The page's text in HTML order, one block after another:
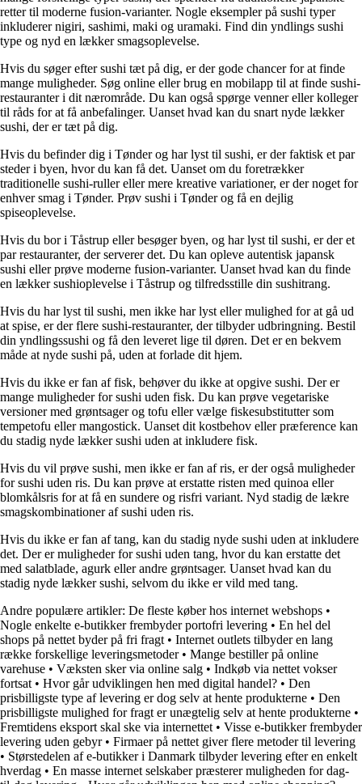
retter til moderne fusion-varianter. Nogle eksempler på sushi typer
inkluderer nigiri, sashimi, maki og uramaki. Find din yndlings sushi
type og nyd en lækker smagsoplevelse.
Hvis du søger efter sushi tæt på dig, er der gode chancer for at finde
mange muligheder. Søg online eller brug en mobilapp til at finde sushi-
restauranter i dit nærområde. Du kan også spørge venner eller kolleger
til råds for at få anbefalinger. Uanset hvad kan du snart nyde lækker
sushi, der er tæt på dig.
Hvis du befinder dig i Tønder og har lyst til sushi, er der faktisk et par
steder i byen, hvor du kan få det. Uanset om du foretrækker
traditionelle sushi-ruller eller mere kreative variationer, er der noget for
enhver smag i Tønder. Prøv sushi i Tønder og få en dejlig
spiseoplevelse.
Hvis du bor i Tåstrup eller besøger byen, og har lyst til sushi, er der et
par restauranter, der serverer det. Du kan opleve autentisk japansk
sushi eller prøve moderne fusion-varianter. Uanset hvad kan du finde
en lækker sushioplevelse i Tåstrup og tilfredsstille din sushitrang.
Hvis du har lyst til sushi, men ikke har lyst eller mulighed for at gå ud
at spise, er der flere sushi-restauranter, der tilbyder udbringning. Bestil
din yndlingssushi og få den leveret lige til døren. Det er en bekvem
måde at nyde sushi på, uden at forlade dit hjem.
Hvis du ikke er fan af fisk, behøver du ikke at opgive sushi. Der er
mange muligheder for sushi uden fisk. Du kan prøve vegetariske
versioner med grøntsager og tofu eller vælge fiskesubstitutter som
tempetofu eller mangostick. Uanset dit kostbehov eller præference kan
du stadig nyde lækker sushi uden at inkludere fisk.
Hvis du vil prøve sushi, men ikke er fan af ris, er der også muligheder
for sushi uden ris. Du kan prøve at erstatte risten med quinoa eller
blomkålsris for at få en sundere og risfri variant. Nyd stadig de lækre
smagskombinationer af sushi uden ris.
Hvis du ikke er fan af tang, kan du stadig nyde sushi uden at inkludere
det. Der er muligheder for sushi uden tang, hvor du kan erstatte det
med salatblade, agurk eller andre grøntsager. Uanset hvad kan du
stadig nyde lækker sushi, selvom du ikke er vild med tang.
Andre populære artikler: De fleste køber hos internet webshops •
Nogle enkelte e-butikker frembyder portofri levering • En hel del
shops på nettet byder på fri fragt • Internet outlets tilbyder en lang
række forskellige leveringsmetoder• Mange bestiller på online
varehuse • Væksten sker via online salg • Indkøb via nettet vokser
fortsat • Hvor går udviklingen hen med digital handel? • Den
prisbilligste type af levering er dog selv at hente produkterne • Den
prisbilligste mulighed for fragt er unægtelig selv at hente produkterne •
Fremtidens eksport skal ske via internettet • Visse e-butikker frembyder
levering uden gebyr• Firmaer på nettet giver flere metoder til levering
• Størstedelen af e-butikker i Danmark tilbyder levering efter en enkelt
hverdag • En masse internet selskaber præsterer muligheden for dag-